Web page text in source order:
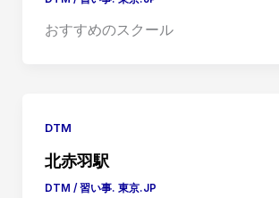
おすすめのスクール
DTM
北赤羽駅
DTM / 習い事. 東京.JP